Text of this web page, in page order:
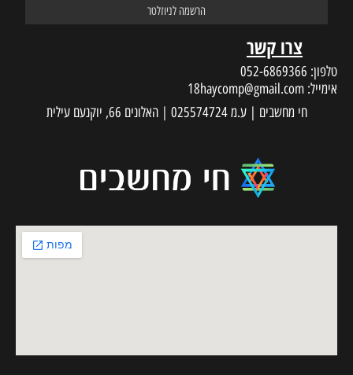
צרו קשר
טלפון: 052-6869366
אימייל: 18haycomp@gmail.com
חי מחשבים | ע.מ 025574724 | האלונים 66, יוקנעם עילית